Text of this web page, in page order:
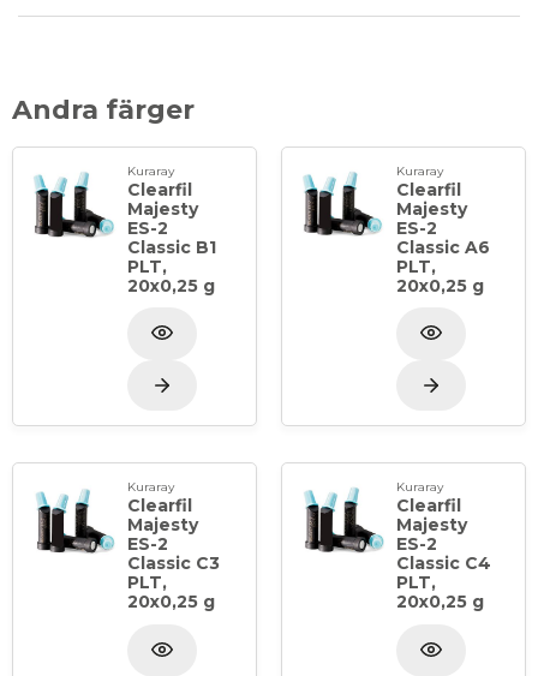
Förpackning: 20 kapslar á 0,25 g
Andra färger
Kuraray
Clearfil
Majesty
ES-2
Classic B1
PLT,
20x0,25 g
Kuraray
Clearfil
Majesty
ES-2
Classic A6
PLT,
20x0,25 g
Kuraray
Clearfil
Majesty
ES-2
Classic C3
PLT,
20x0,25 g
Kuraray
Clearfil
Majesty
ES-2
Classic C4
PLT,
20x0,25 g